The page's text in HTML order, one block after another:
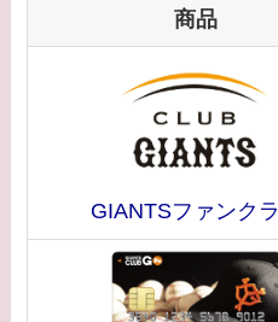
商品
GIANTSファンクラ